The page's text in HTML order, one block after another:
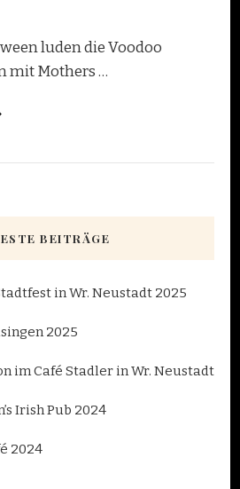
luden die Voodoo
mit Mothers …
BEITRÄGE
in Wr. Neustadt 2025
2025
im Café Stadler in Wr. Neustadt
Irish Pub 2024
2024